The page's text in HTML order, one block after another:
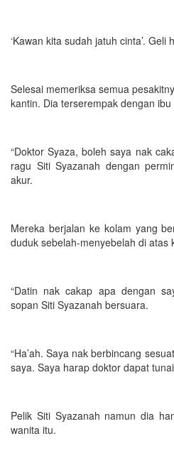
‘Kawan kita sudah jatuh cinta’. Geli
Selesai memeriksa semua
kantin. Dia terserempak dengan ibu
“Doktor Syaza, boleh saya nak
ragu Siti Syazanah dengan
akur.
Mereka berjalan ke kolam yang
duduk sebelah-menyebelah di atas
“Datin nak cakap apa dengan
sopan Siti Syazanah bersuara.
“Ha’ah. Saya nak berbincang
saya. Saya harap doktor dapat
Pelik Siti Syazanah namun dia
wanita itu.